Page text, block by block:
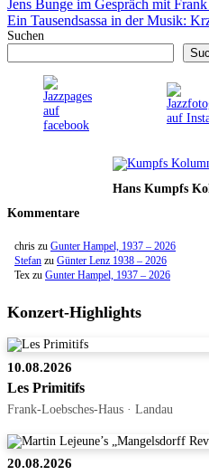
Jens Bunge im Gespräch mit
Ein Tausendsassa in der Musik:
Suchen
Hans Kumpfs
Kommentare
chris zu Gunter Hampel, 1937 – 2026
Stefan zu Günter Lenz 1938 – 2026
Tex zu Gunter Hampel, 1937 – 2026
Konzert-Highlights
10.08.2026
Les Primitifs
Frank-Loebsches-Haus · Landau
20.08.2026